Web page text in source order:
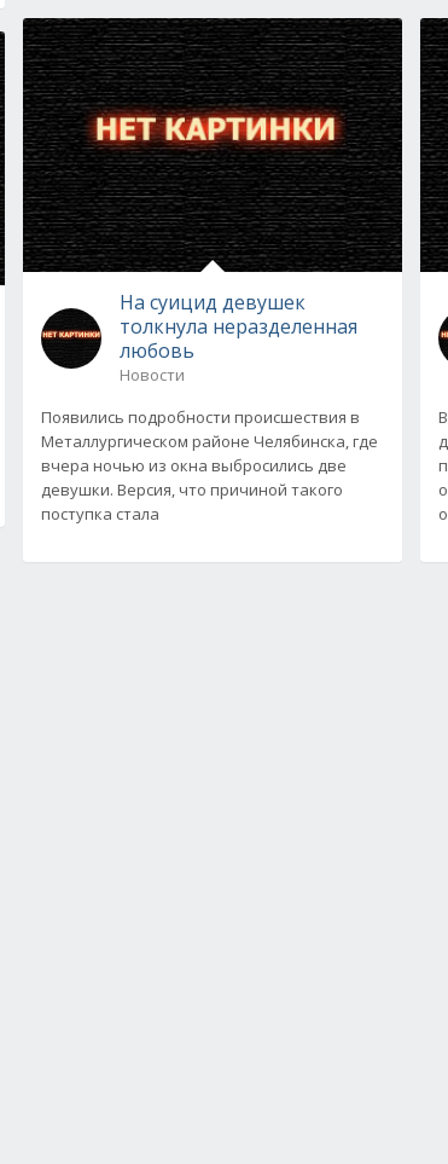
На суицид девушек
толкнула неразделенная
любовь
Новости
Появились подробности происшествия в
Металлургическом районе Челябинска, где
вчера ночью из окна выбросились две
девушки. Версия, что причиной такого
поступка стала